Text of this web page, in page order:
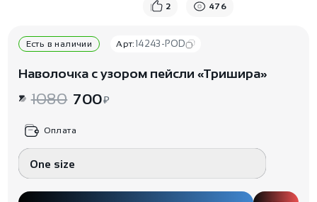
2 476
Есть в наличии Арт: 14243-POD
Наволочка с узором пейсли «Тришира»
1080 700₽
Оплата
One size